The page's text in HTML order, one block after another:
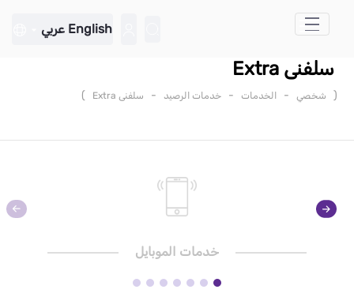
تخطي إلى المحتوى الرئيسي
English عربي
سلفنى Extra
( شخصي - الخدمات - خدمات الرصيد - سلفنى Extra )
خدمات الموبايل